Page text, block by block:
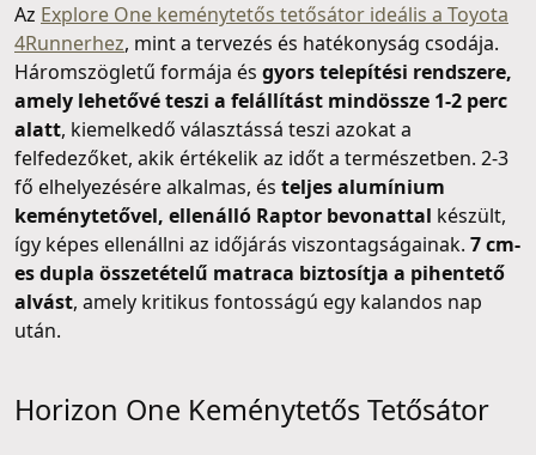
Az Explore One keménytetős tetősátor ideális a Toyota
4Runnerhez, mint a tervezés és hatékonyság csodája.
Háromszögletű formája és gyors telepítési rendszere,
amely lehetővé teszi a felállítást mindössze 1-2 perc
alatt, kiemelkedő választássá teszi azokat a
felfedezőket, akik értékelik az időt a természetben. 2-3
fő elhelyezésére alkalmas, és teljes alumínium
keménytetővel, ellenálló Raptor bevonattal készült,
így képes ellenállni az időjárás viszontagságainak. 7 cm-
es dupla összetételű matraca biztosítja a pihentető
alvást, amely kritikus fontosságú egy kalandos nap
után.
Horizon One Keménytetős Tetősátor